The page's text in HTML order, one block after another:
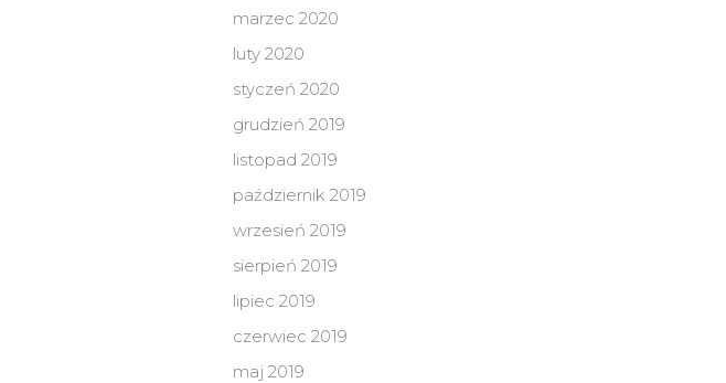
marzec 2020
luty 2020
styczeń 2020
grudzień 2019
listopad 2019
październik 2019
wrzesień 2019
sierpień 2019
lipiec 2019
czerwiec 2019
maj 2019